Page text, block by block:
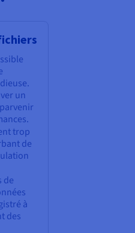
un
trop
de
de
à
des